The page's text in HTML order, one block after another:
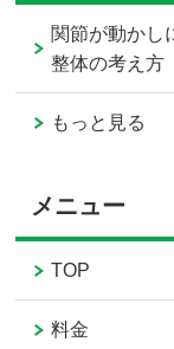
関節が動かし
整体の考え方
もっと見る
メニュー
TOP
料金